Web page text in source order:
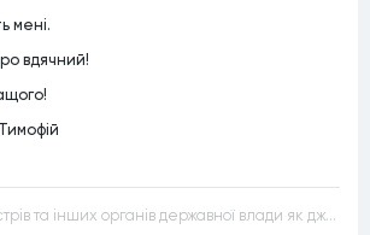
мені.
вдячний!
Акти Кабінету Міністрів та інших органів державної влади як джерела конституційного права